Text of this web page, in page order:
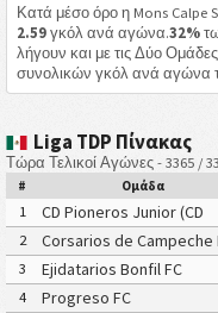
Κατά μέσο όρο η Mons Calpe
2.59γκόλ ανά αγώνα.32%
λήγουν και με τις Δύο
συνολικών γκόλ ανά αγώνα
Liga TDP Πίνακας
Τώρα Τελικοί Αγώνες - 3365 /
# Ομάδα
1
CD Pioneros Junior (CD
Pioneros de Cancún II)
2
Corsarios de Campeche
3
Ejidatarios Bonfil FC
4
Progreso FC